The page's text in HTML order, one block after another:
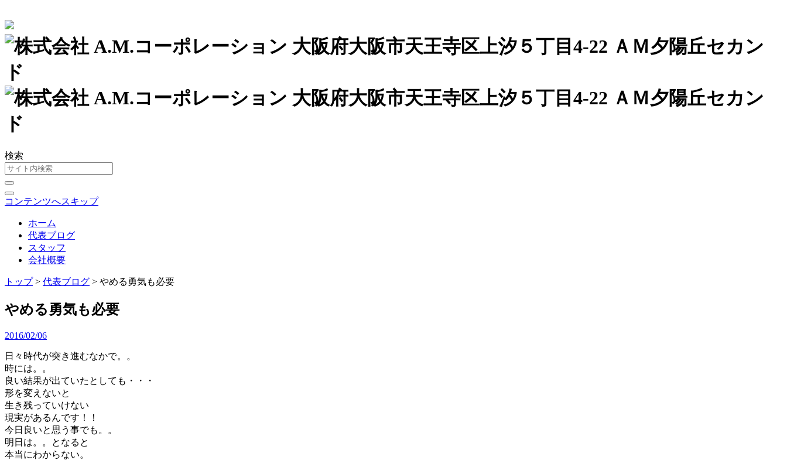
検索
コンテンツへスキップ
ホーム
代表ブログ
スタッフ
会社概要
トップ> 代表ブログ > やめる勇気も必要
やめる勇気も必要
2016/02/06
日々時代が突き進むなかで。。
時には。。
良い結果が出ていたとしても・・・
形を変えないと
生き残っていけない
現実があるんです！！
今日良いと思う事でも。。
明日は。。となると
本当にわからない。